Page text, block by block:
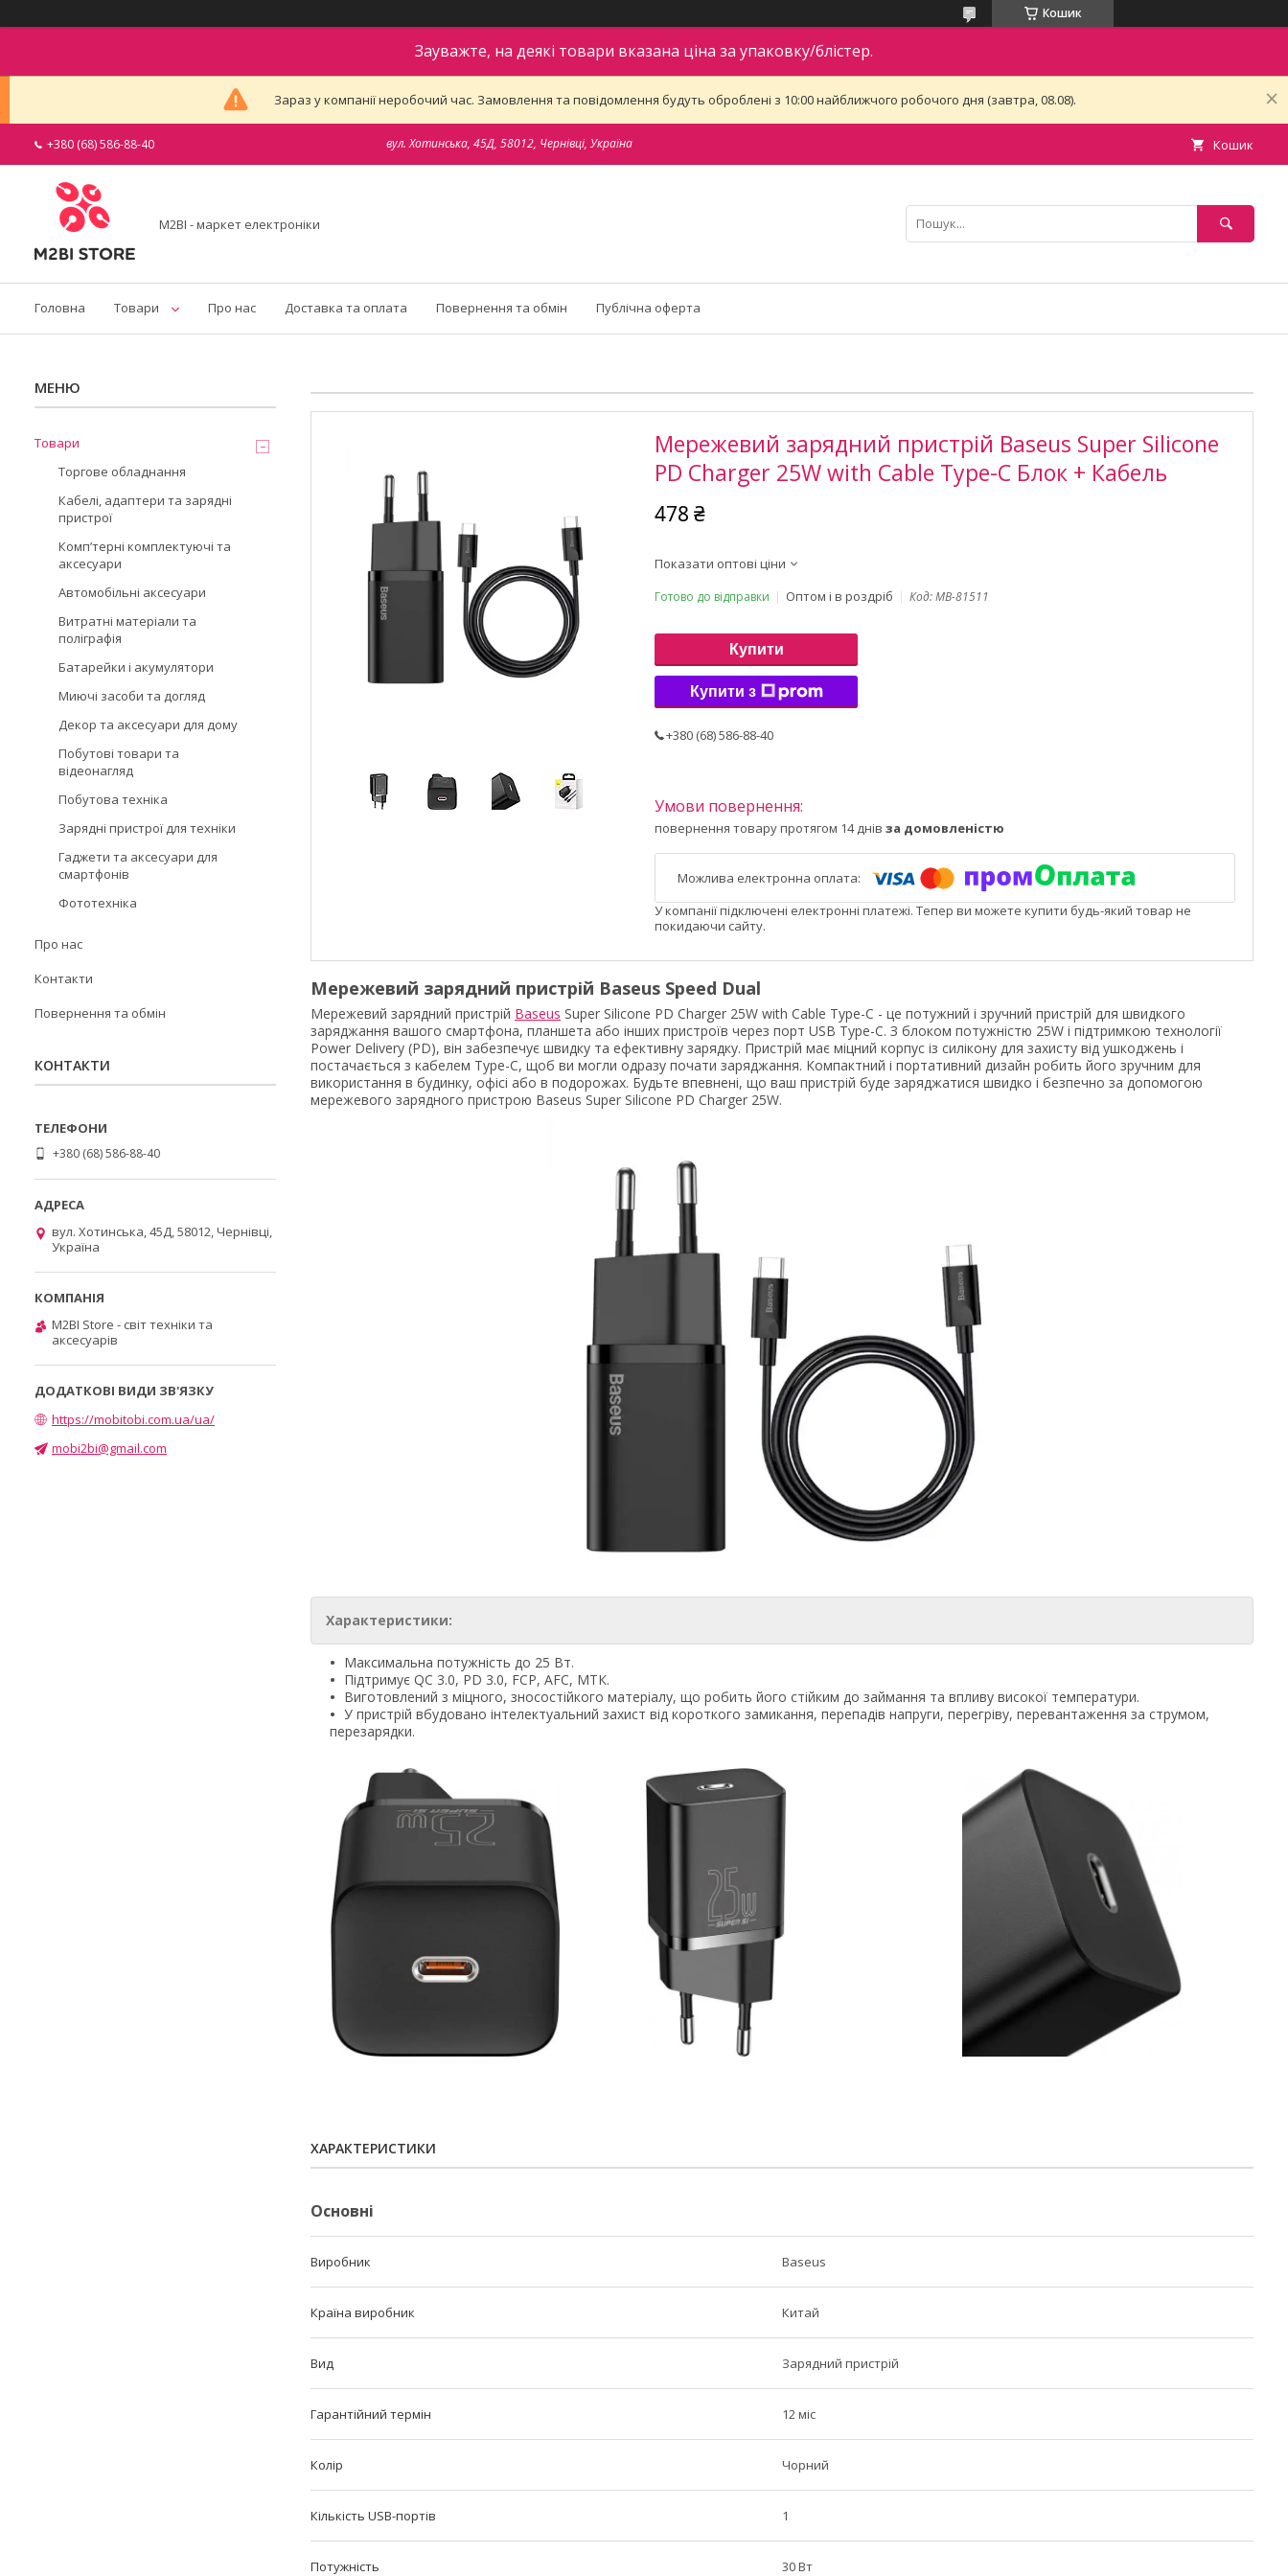
Кошик
Зауважте, на деякі товари вказана ціна за упаковку/блістер.
Зараз у компанії неробочий час. Замовлення та повідомлення будуть оброблені з 10:00 найближчого робочого дня (завтра, 08.08).
+380 (68) 586-88-40 вул. Хотинська, 45Д, 58012, Чернівці, Україна Кошик
M2BI - маркет електроніки
Головна Товари Про нас Доставка та оплата Повернення та обмін Публічна оферта
Мережевий зарядний пристрій Baseus Super Silicone
PD Charger 25W with Cable Type-C Блок + Кабель
478 ₴
Показати оптові ціни
Готово до відправки Оптом і в роздріб Код:MB-81511
Купити
Купити з
+380 (68) 586-88-40
повернення товару протягом 14 днів за домовленістю
У компанії підключені електронні платежі. Тепер ви можете купити будь-який товар не
покидаючи сайту.
Мережевий зарядний пристрій Baseus Speed Dual
Мережевий зарядний пристрій Baseus Super Silicone PD Charger 25W with Cable Type-C - це потужний і зручний пристрій для швидкого
заряджання вашого смартфона, планшета або інших пристроїв через порт USB Type-C. З блоком потужністю 25W і підтримкою технології
Power Delivery (PD), він забезпечує швидку та ефективну зарядку. Пристрій має міцний корпус із силікону для захисту від ушкоджень і
постачається з кабелем Type-C, щоб ви могли одразу почати заряджання. Компактний і портативний дизайн робить його зручним для
використання в будинку, офісі або в подорожах. Будьте впевнені, що ваш пристрій буде заряджатися швидко і безпечно за допомогою
мережевого зарядного пристрою Baseus Super Silicone PD Charger 25W.
Характеристики:
Максимальна потужність до 25 Вт.
Підтримує QC 3.0, PD 3.0, FCP, AFC, МТК.
Виготовлений з міцного, зносостійкого матеріалу, що робить його стійким до займання та впливу високої температури.
У пристрій вбудовано інтелектуальний захист від короткого замикання, перепадів напруги, перегріву, перевантаження за струмом,
перезарядки.
ХАРАКТЕРИСТИКИ
Основні
Виробник Baseus
Країна виробник Китай
Вид Зарядний пристрій
Гарантійний термін 12 міс
Колір Чорний
Кількість USB-портів 1
Потужність 30 Вт
Товари
Торгове обладнання
Кабелі, адаптери та зарядні
пристрої
Компʼтерні комплектуючі та
аксесуари
Автомобільні аксесуари
Витратні матеріали та
поліграфія
Батарейки і акумулятори
Миючі засоби та догляд
Декор та аксесуари для дому
Побутові товари та
відеонагляд
Побутова техніка
Зарядні пристрої для техніки
Гаджети та аксесуари для
смартфонів
Фототехніка
Про нас
Контакти
Повернення та обмін
КОНТАКТИ
+380 (68) 586-88-40
вул. Хотинська, 45Д, 58012, Чернівці,
Україна
M2BI Store - світ техніки та
аксесуарів
https://mobitobi.com.ua/ua/
mobi2bi@gmail.com